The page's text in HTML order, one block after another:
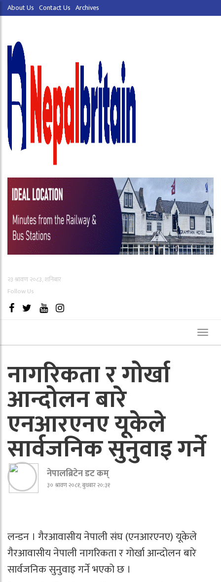
About Us Contact Us Archives
२३ श्रावण २०८३, शनिबार
Follow Us
नागरिकता र गोर्खा
आन्दोलन बारे
एनआरएनए यूकेले
सार्वजनिक सुनुवाइ गर्ने
नेपालब्रिटेन डट कम्
३० श्रावण २०८१, बुधबार २०:३१
लन्डन । गैरआवासीय नेपाली संघ (एनआरएनए) यूकेले
गैरआवासीय नेपाली नागरिकता र गोर्खा आन्दोलन बारे
सार्वजनिक सुनुवाइ गर्ने भएको छ ।